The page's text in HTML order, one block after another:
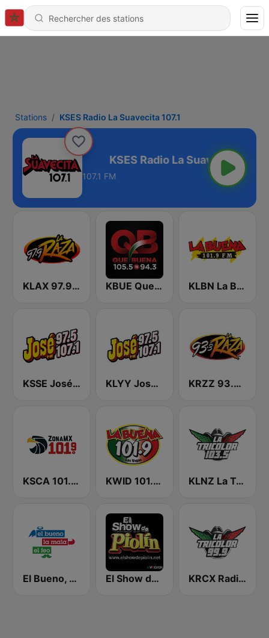
Stations KSES Radio La Suavecita 107.1
107.1
107.1 FM
KLAX 97.9 La Raza FM KBUE Que Buena 105.5 / 94.3 FM (US Only) KLBN La Buena 101.9 FM
KSSE José 97.5 y 107.1 KLYY José 97.5 y 107.1 KRZZ 93.3 La Raza FM
KSCA 101.9 Los Angeles FM (US Only) KWID 101.9 La Buena KLNZ La Tricolor 103.5 FM
El Bueno, La Mala y El Feo El Show de Piolín KRCX Radio La Tricolor 99.9 FM